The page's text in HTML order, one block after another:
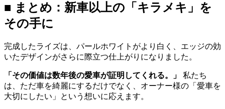
■ まとめ：新車以上の「キラメキ」を
その手に
完成したライズは、パールホワイトがより白く、エッジの効
いたデザインがさらに際立つ仕上がりになりました。
「その価値は数年後の愛車が証明してくれる。」
私たち
は、ただ車を綺麗にするだけでなく、オーナー様の「愛車を
大切にしたい」という想いに応えます。